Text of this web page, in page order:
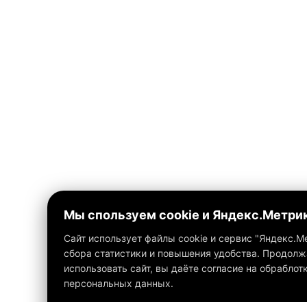
Мы спользуем cookie и
Сайт использует файлы cookie и сервис
сбора статистики и повышения удобства.
использовать сайт, вы даёте согласие на
персональных данных.